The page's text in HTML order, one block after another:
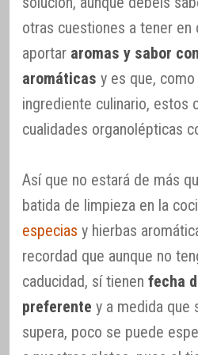
otras cuestiones a tener en
aportar aromas y sabor
aromáticas y es que,
ingrediente culinario, estos
cualidades organolépticas
Así que no estará de más
batida de limpieza en la
especias y hierbas
recordad que aunque no
caducidad, sí tienen fecha
preferente y a medida que
supera, poco se puede